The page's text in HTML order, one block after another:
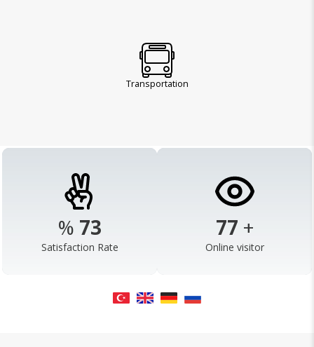
Transportation
% 98
Satisfaction Rate
103 +
Online visitor